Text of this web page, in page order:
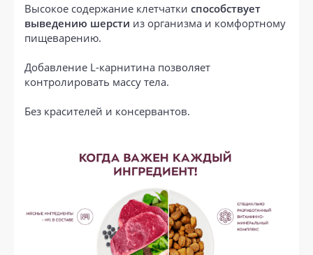
Высокое содержание клетчатки способствует
выведению шерсти из организма и комфортному
пищеварению.
Добавление L-карнитина позволяет
контролировать массу тела.
Без красителей и консервантов.